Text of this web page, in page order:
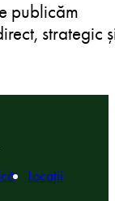
publicăm
strategic
Locații